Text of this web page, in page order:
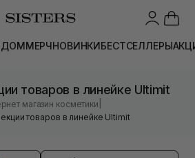
ДОММЕРЧНОВИНКИБЕСТСЕЛЛЕРЫ
товаров в линейке Ultimit
магазин косметики
товаров в линейке Ultimit